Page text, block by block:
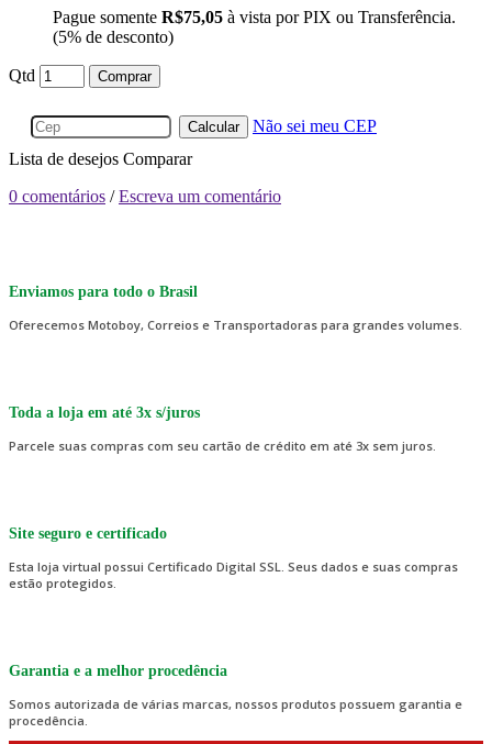
Pague somente R$75,05 à vista por PIX ou Transferência.
(5% de desconto)
Qtd Comprar
Calcular
Não sei meu CEP
Lista de desejos Comparar
0 comentários /Escreva um comentário
Enviamos para todo o Brasil
Oferecemos Motoboy, Correios e Transportadoras para grandes volumes.
Toda a loja em até 3x s/juros
Parcele suas compras com seu cartão de crédito em até 3x sem juros.
Site seguro e certificado
Esta loja virtual possui Certificado Digital SSL. Seus dados e suas compras
estão protegidos.
Garantia e a melhor procedência
Somos autorizada de várias marcas, nossos produtos possuem garantia e
procedência.